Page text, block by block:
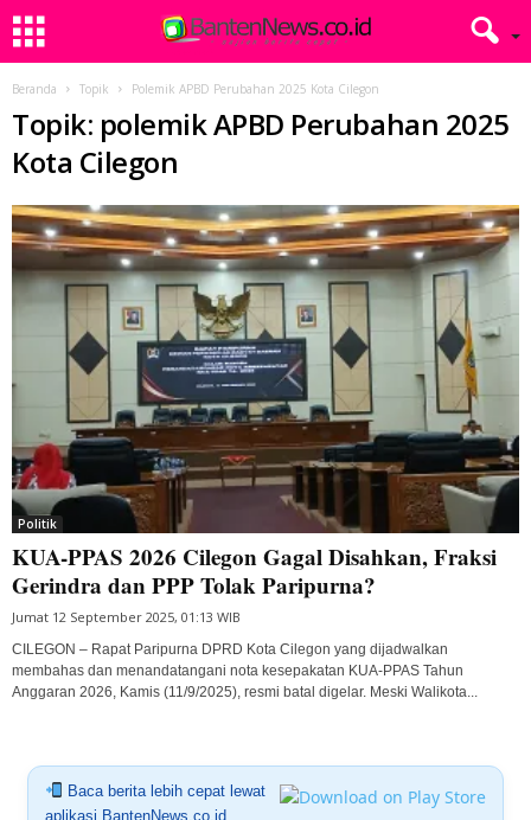
Beranda Topik Polemik APBD Perubahan 2025 Kota Cilegon
Topik: polemik APBD Perubahan 2025
Kota Cilegon
Politik
KUA-PPAS 2026 Cilegon Gagal Disahkan, Fraksi
Gerindra dan PPP Tolak Paripurna?
Jumat 12 September 2025, 01:13 WIB
CILEGON – Rapat Paripurna DPRD Kota Cilegon yang dijadwalkan
membahas dan menandatangani nota kesepakatan KUA-PPAS Tahun
Anggaran 2026, Kamis (11/9/2025), resmi batal digelar. Meski Walikota...
Baca berita lebih cepat lewat
aplikasi BantenNews.co.id